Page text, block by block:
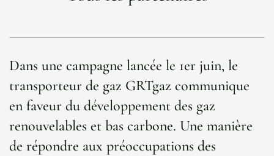
Dans une campagne lancée le 1er juin, le
transporteur de gaz GRTgaz communique
en faveur du développement des gaz
renouvelables et bas carbone. Une manière
de répondre aux préoccupations des